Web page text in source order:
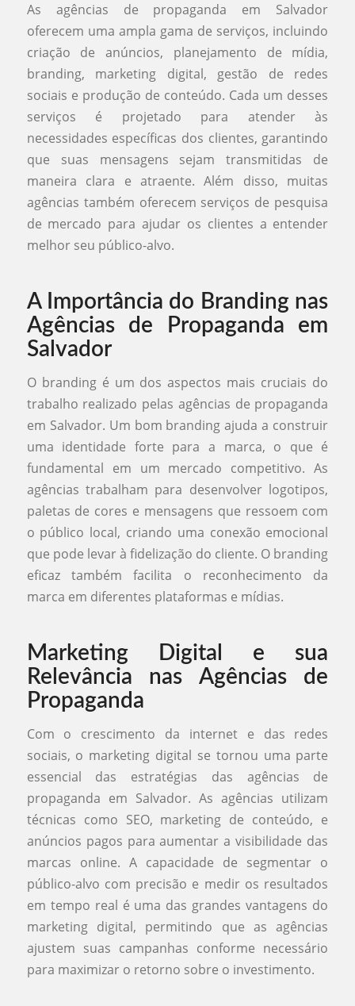
As agências de propaganda em Salvador
oferecem uma ampla gama de serviços, incluindo
criação de anúncios, planejamento de mídia,
branding, marketing digital, gestão de redes
sociais e produção de conteúdo. Cada um desses
serviços é projetado para atender às
necessidades específicas dos clientes, garantindo
que suas mensagens sejam transmitidas de
maneira clara e atraente. Além disso, muitas
agências também oferecem serviços de pesquisa
de mercado para ajudar os clientes a entender
melhor seu público-alvo.
A Importância do Branding nas
Agências de Propaganda em
Salvador
O branding é um dos aspectos mais cruciais do
trabalho realizado pelas agências de propaganda
em Salvador. Um bom branding ajuda a construir
uma identidade forte para a marca, o que é
fundamental em um mercado competitivo. As
agências trabalham para desenvolver logotipos,
paletas de cores e mensagens que ressoem com
o público local, criando uma conexão emocional
que pode levar à fidelização do cliente. O branding
eficaz também facilita o reconhecimento da
marca em diferentes plataformas e mídias.
Marketing Digital e sua
Relevância nas Agências de
Propaganda
Com o crescimento da internet e das redes
sociais, o marketing digital se tornou uma parte
essencial das estratégias das agências de
propaganda em Salvador. As agências utilizam
técnicas como SEO, marketing de conteúdo, e
anúncios pagos para aumentar a visibilidade das
marcas online. A capacidade de segmentar o
público-alvo com precisão e medir os resultados
em tempo real é uma das grandes vantagens do
marketing digital, permitindo que as agências
ajustem suas campanhas conforme necessário
para maximizar o retorno sobre o investimento.